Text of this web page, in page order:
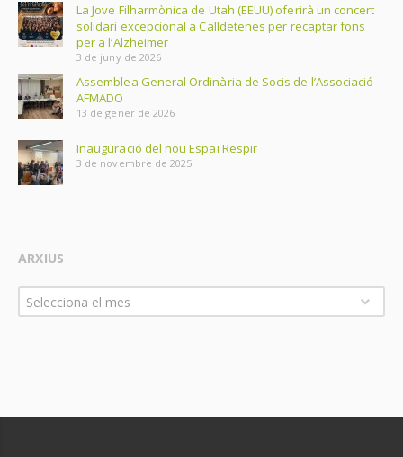
La Jove Filharmònica de Utah (EEUU) oferirà un concert
solidari excepcional a Calldetenes per recaptar fons
per a l’Alzheimer
3 de juny de 2026
Assemblea General Ordinària de Socis de l’Associació
AFMADO
13 de gener de 2026
Inauguració del nou Espai Respir
3 de novembre de 2025
ARXIUS
Arxius
Selecciona el mes